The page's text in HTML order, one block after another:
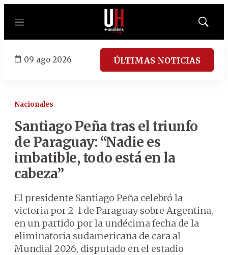
Menú
Mostrar
09 ago 2026 ÚLTIMAS NOTICIAS
Nacionales
Santiago Peña tras el triunfo
de Paraguay: “Nadie es
imbatible, todo está en la
cabeza”
El presidente Santiago Peña celebró la
victoria por 2-1 de Paraguay sobre Argentina,
en un partido por la undécima fecha de la
eliminatoria sudamericana de cara al
Mundial 2026, disputado en el estadio